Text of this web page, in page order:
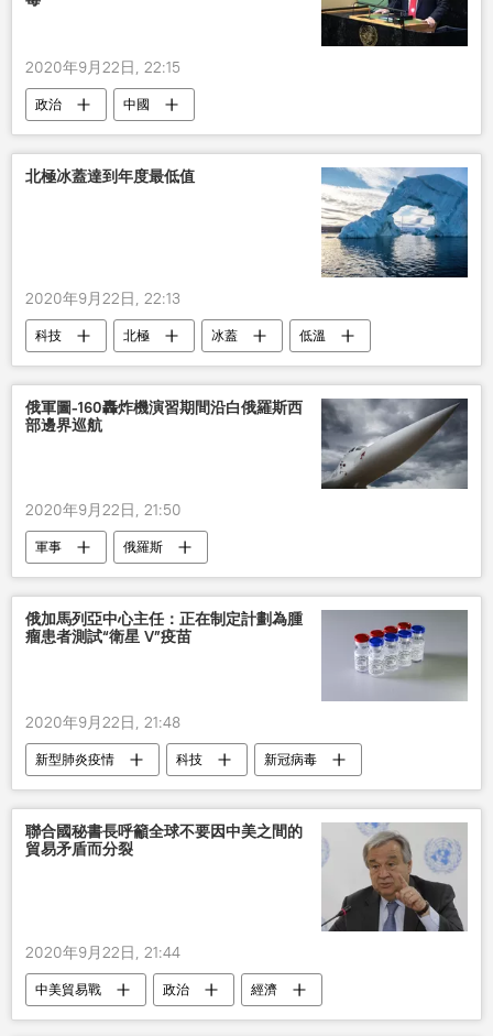
2020年9月22日, 22:15
政治 中國
北極冰蓋達到年度最低值
2020年9月22日, 22:13
科技 北極 冰蓋 低溫
俄軍圖-160轟炸機演習期間沿白俄羅斯西
部邊界巡航
2020年9月22日, 21:50
軍事 俄羅斯
俄加馬列亞中心主任：正在制定計劃為腫
瘤患者測試“衛星 V”疫苗
2020年9月22日, 21:48
新型肺炎疫情 科技 新冠病毒
聯合國秘書長呼籲全球不要因中美之間的
貿易矛盾而分裂
2020年9月22日, 21:44
中美貿易戰 政治
經濟
聯合國